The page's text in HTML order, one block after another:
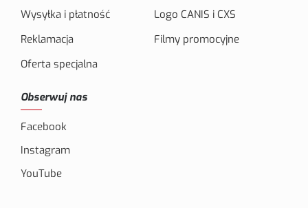
Wysyłka i płatność
Reklamacja
Oferta specjalna
Logo CANIS i CXS
Filmy promocyjne
Obserwuj nas
Facebook
Instagram
YouTube